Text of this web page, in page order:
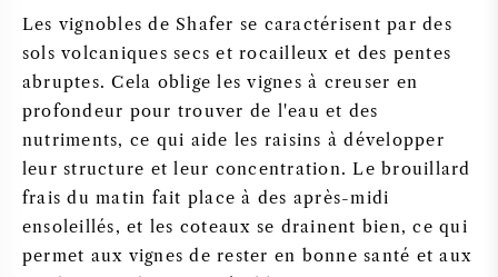
Les vignobles de Shafer se caractérisent par des
sols volcaniques secs et rocailleux et des pentes
abruptes. Cela oblige les vignes à creuser en
profondeur pour trouver de l'eau et des
nutriments, ce qui aide les raisins à développer
leur structure et leur concentration. Le brouillard
frais du matin fait place à des après-midi
ensoleillés, et les coteaux se drainent bien, ce qui
permet aux vignes de rester en bonne santé et aux